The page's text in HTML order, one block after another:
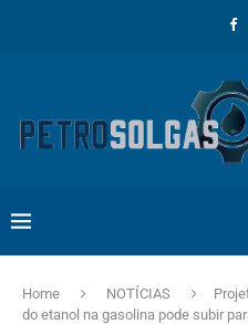
Home NOTÍCIAS
do etanol na gasolina pode subir